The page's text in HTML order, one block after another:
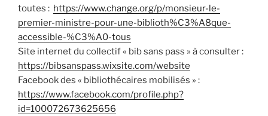
toutes : https://www.change.org/p/monsieur-le-
premier-ministre-pour-une-biblioth%C3%A8que-
accessible-%C3%A0-tous
Site internet du collectif « bib sans pass » à consulter :
https://bibsanspass.wixsite.com/website
Facebook des « bibliothécaires mobilisés » :
https://www.facebook.com/profile.php?
id=100072673625656